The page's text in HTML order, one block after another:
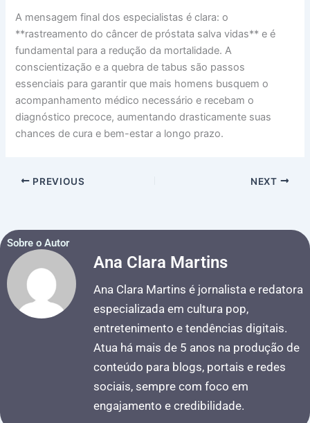
A mensagem final dos especialistas é clara: o
**rastreamento do câncer de próstata salva vidas** e é
fundamental para a redução da mortalidade. A
conscientização e a quebra de tabus são passos
essenciais para garantir que mais homens busquem o
acompanhamento médico necessário e recebam o
diagnóstico precoce, aumentando drasticamente suas
chances de cura e bem-estar a longo prazo.
PREVIOUS NEXT
Sobre o Autor
Ana Clara Martins
Ana Clara Martins é jornalista e redatora
especializada em cultura pop,
entretenimento e tendências digitais.
Atua há mais de 5 anos na produção de
conteúdo para blogs, portais e redes
sociais, sempre com foco em
engajamento e credibilidade.